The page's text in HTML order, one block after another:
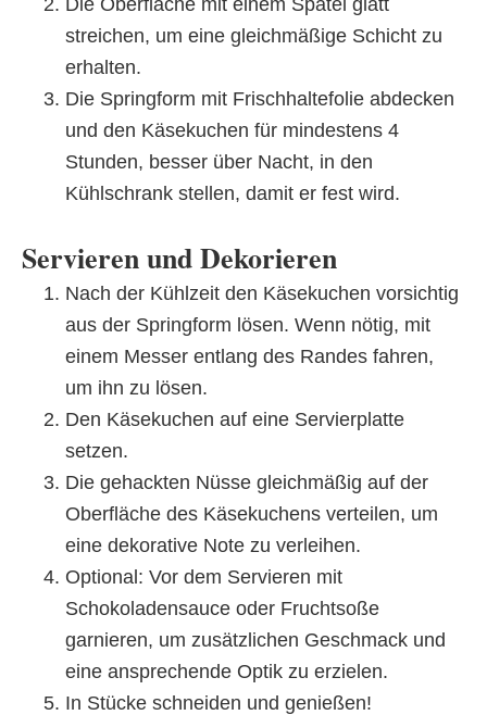
streichen, um eine gleichmäßige Schicht zu
erhalten.
Die Springform mit Frischhaltefolie abdecken
und den Käsekuchen für mindestens 4
Stunden, besser über Nacht, in den
Kühlschrank stellen, damit er fest wird.
Servieren und Dekorieren
Nach der Kühlzeit den Käsekuchen vorsichtig
aus der Springform lösen. Wenn nötig, mit
einem Messer entlang des Randes fahren,
um ihn zu lösen.
Den Käsekuchen auf eine Servierplatte
setzen.
Die gehackten Nüsse gleichmäßig auf der
Oberfläche des Käsekuchens verteilen, um
eine dekorative Note zu verleihen.
Optional: Vor dem Servieren mit
Schokoladensauce oder Fruchtsoße
garnieren, um zusätzlichen Geschmack und
eine ansprechende Optik zu erzielen.
In Stücke schneiden und genießen!